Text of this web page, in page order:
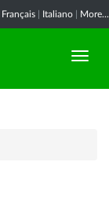
Français Italiano More...